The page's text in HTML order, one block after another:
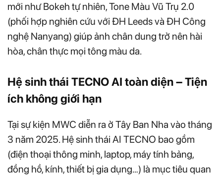
mới như Bokeh tự nhiên, Tone Màu Vũ Trụ 2.0
(phối hợp nghiên cứu với ĐH Leeds và ĐH Công
nghệ Nanyang) giúp ảnh chân dung trở nên hài
hòa, chân thực mọi tông màu da.
Hệ sinh thái TECNO AI toàn diện – Tiện
ích không giới hạn
Tại sự kiện MWC diễn ra ở Tây Ban Nha vào tháng
3 năm 2025. Hệ sinh thái AI TECNO bao gồm
(điện thoại thông minh, laptop, máy tính bảng,
đồng hồ, kính, thiết bị gia dụng…) là mục tiêu quan